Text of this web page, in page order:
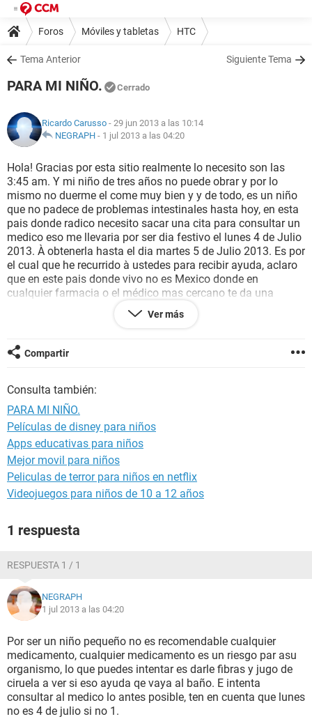
Foros Móviles y tabletas HTC
Tema Anterior Siguiente Tema
PARA MI NIÑO. Cerrado
Ricardo Carusso - 29 jun 2013 a las 10:14
NEGRAPH - 1 jul 2013 a las 04:20
Hola! Gracias por esta sitio realmente lo necesito son las
3:45 am. Y mi niño de tres años no puede obrar y por lo
mismo no duerme el come muy bien y y de todo, es un niño
que no padece de problemas intestinales hasta hoy, en esta
pais donde radico necesito sacar una cita para consultar un
medico eso me llevaria por ser dia festivo el lunes 4 de Julio
2013. À obtenerla hasta el dia martes 5 de Julio 2013. Es por
el cual que he recurrido à ustedes para recibir ayuda, aclaro
que en este pais donde vivo no es Mexico donde en
cualquier farmacia o el médico mas cercano te da una
solucion, aqui los servicios medicos son muy estrictos y eso
prolonga la visita para ver à un medico, mi hijo esta enfermo
una situacion dificil al ver à mi niño enfermo, Agradezco y
valoraré muchisimo su ayuda. Gracias.
Ver más
Compartir
Consulta también:
PARA MI NIÑO.
Películas de disney para niños
Apps educativas para niños
Mejor movil para niños
Peliculas de terror para niños en netflix
Videojuegos para niños de 10 a 12 años
1 respuesta
RESPUESTA 1 / 1
NEGRAPH
1 jul 2013 a las 04:20
Por ser un niño pequeño no es recomendable cualquier
medicamento, cualquier medicamento es un riesgo par asu
organismo, lo que puedes intentar es darle fibras y jugo de
ciruela a ver si eso ayuda qe vaya al baño. E intenta
consultar al medico lo antes posible, ten en cuenta que lunes
no es 4 de julio si no 1.